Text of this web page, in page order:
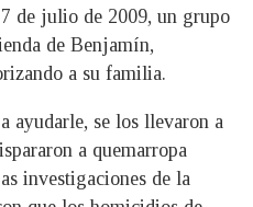
de julio de 2009, un grupo
de Benjamín,
a su familia.
ayudarle, se los llevaron a
a quemarropa
investigaciones de la